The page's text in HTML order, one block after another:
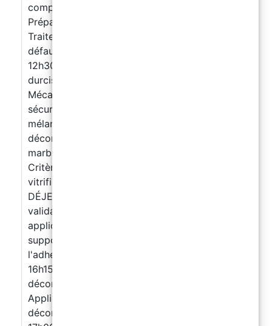
compatibles. Analyse de l'état du support.
Préparation mécanique et nettoyage.
Traitement des fissures, irrégularités et
défauts. Choix des primaires adaptés. 12h00
12h30Matériaux et sécurité Résines,
durcisseurs, pigments, charges et additifs.
Mécanismes de durcissement. Consignes de
sécurité sur chantier. Bonnes pratiques de
mélange et d'application. 12h30 13h00Effets
décoratifs & finitions Présentation des effets :
marbre, métallisé, brillant, design personnalisé.
Critères de choix des finitions. Protection,
vitrification et entretien. 13h00 14h00PAUSE
DÉJEUNER Après-midi : Pratique intensive &
validation 14h00 15h00Préparation et
application des primaires Préparation du
support. Application du primaire. Contrôle de
l'adhérence et de la régularité. 15h00
16h15Application de la résine époxy
décorative Préparation du mélange.
Application de la résine. Création d'effets
décoratifs. Réalisation d'échantillons. 16h15